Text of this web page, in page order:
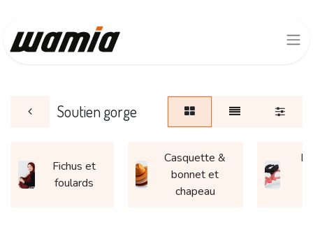
Soutien gorge
Fichus et
foulards
Casquette &
bonnet et
chapeau